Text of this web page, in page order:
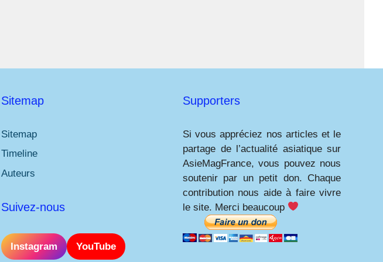
Sitemap
Sitemap
Timeline
Auteurs
Suivez-nous
Instagram YouTube
Supporters
Si vous appréciez nos articles et le
partage de l’actualité asiatique sur
AsieMagFrance, vous pouvez nous
soutenir par un petit don. Chaque
contribution nous aide à faire vivre
le site. Merci beaucoup